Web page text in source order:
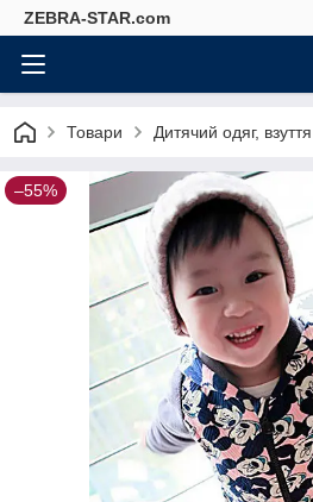
ZEBRA-STAR.com
Товари Дитячий одяг,
–55%